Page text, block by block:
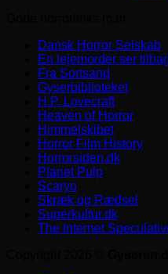
Dansk Horror Selskab
En lejemorder ser
Fra Sortsand
Gyserbiblioteket
H.P. Lovecraft
Heaven of Horror
Himmelskibet
Horror Film History
Horrorsiden.dk
Planet Pulp
Scaryo
Skræk og Rædsel
Superkultur.dk
The Internet